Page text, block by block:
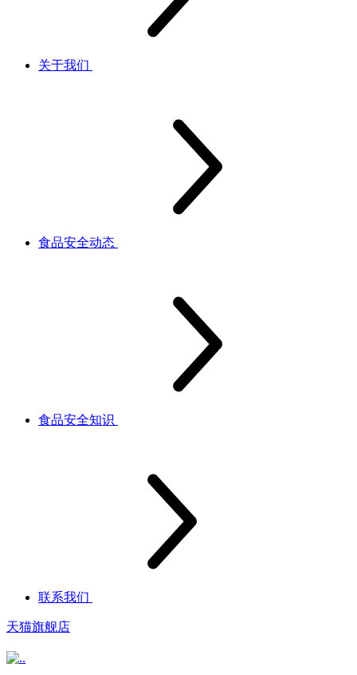
关于我们
食品安全动态
食品安全知识
联系我们
天猫旗舰店